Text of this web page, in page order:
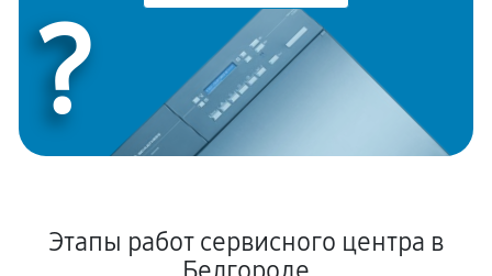
?
Этапы работ сервисного центра в